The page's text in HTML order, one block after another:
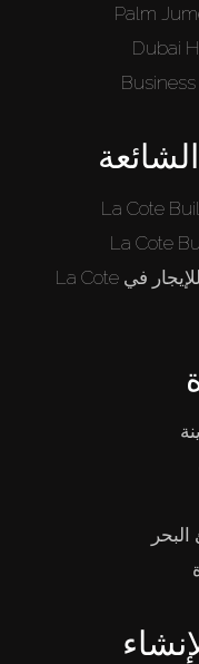
عقار (شقق)، عدد غرف النوم: 1، للإيجار في La Cote